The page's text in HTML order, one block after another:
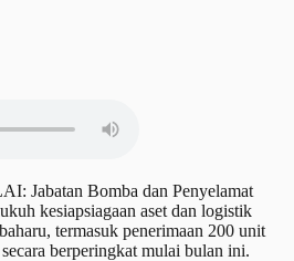
Jabatan Bomba dan Penyelamat
kesiapsiagaan aset dan logistik
termasuk penerimaan 200 unit
berperingkat mulai bulan ini.